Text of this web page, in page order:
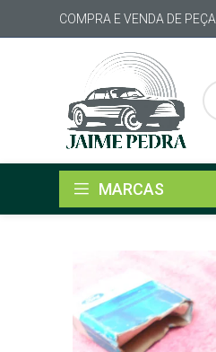
COMPRA E VENDA DE
MARCAS